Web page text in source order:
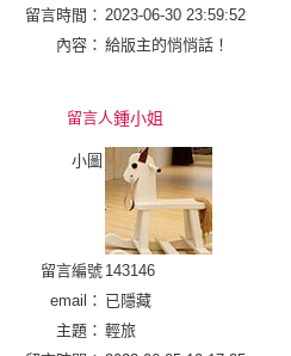
留言時間： 2023-06-30 23:59:52
內容： 給版主的悄悄話！
留言人鍾小姐
小圖
留言編號 143146
email： 已隱藏
主題： 輕旅